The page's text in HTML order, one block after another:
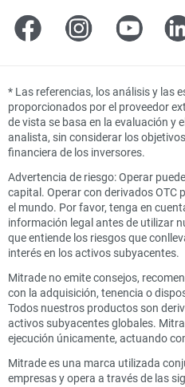
* Las referencias, los análisis y las
proporcionados por el proveedor
de vista se basa en la evaluación y
analista, sin considerar los
financiera de los inversores.
Advertencia de riesgo: Operar
capital. Operar con derivados OTC
el mundo. Por favor, tenga en
información legal antes de utilizar
que entiende los riesgos que
interés en los activos subyacentes.
Mitrade no emite consejos,
con la adquisición, tenencia o
Todos nuestros productos son
activos subyacentes globales.
ejecución únicamente, actuando
Mitrade es una marca utilizada
empresas y opera a través de las